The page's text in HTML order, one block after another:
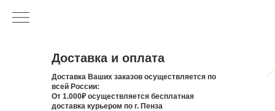
Доставка и оплата
Доставка Ваших заказов осуществляется по
всей России:
От 1.000₽ осуществляется бесплатная
доставка курьером по г. Пенза